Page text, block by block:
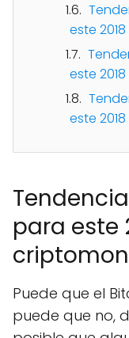
este
este
este
para este
Puede que el
puede que no,